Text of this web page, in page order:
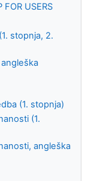
FOR USERS
stopnja, 2.
(1. stopnja)
(1.
angleška